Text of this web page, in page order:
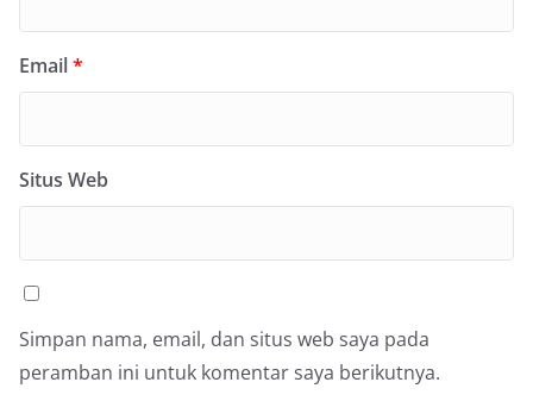
Email*
Situs Web
Simpan nama, email, dan situs web saya pada
peramban ini untuk komentar saya berikutnya.